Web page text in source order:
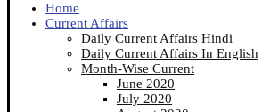
Home
Current Affairs
Daily Current Affairs Hindi
Daily Current Affairs In English
Month-Wise Current
June 2020
July 2020